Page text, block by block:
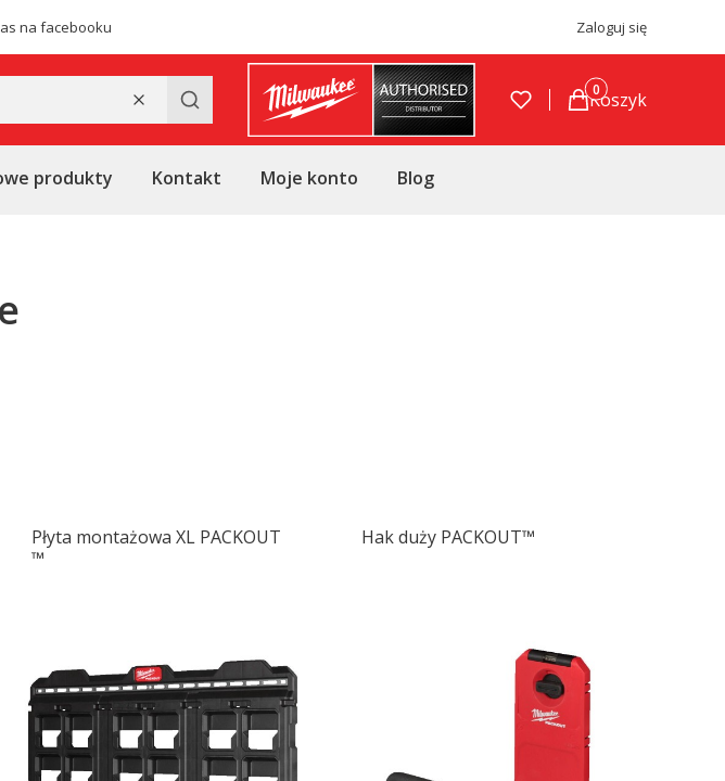
na facebooku Zaloguj się
WyczyśćSzukaj Produkty w
Koszyk
produkty Kontakt Moje konto Blog
Płyta montażowa XL PACKOUT
™
Hak duży PACKOUT™